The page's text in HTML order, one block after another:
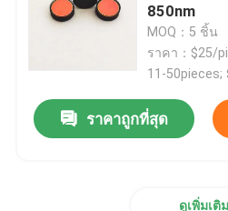
เครื่องกรองเครื่องวิเคราะห์ชีวเ
ไฟล์เตอร์บานด์พาสที่มองเห็นไ
เครื่องกรองแสงผ่านไกล
850nm
MOQ：5 ชิ้น
ราคา：$25/
11-50pieces;
ราคาถูกที่สุด
ดูเพิ่มเติม